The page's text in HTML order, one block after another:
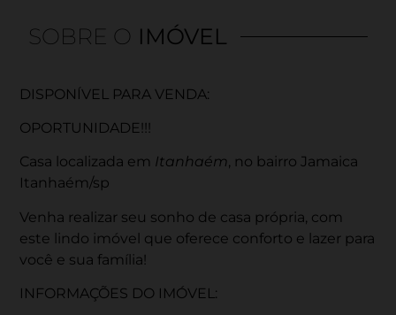
SOBRE O IMÓVEL
DISPONÍVEL PARA VENDA:
OPORTUNIDADE!!!
Casa localizada em Itanhaém, no bairro Jamaica
Itanhaém/sp
Venha realizar seu sonho de casa própria, com
este lindo imóvel que oferece conforto e lazer para
você e sua família!
INFORMAÇÕES DO IMÓVEL: